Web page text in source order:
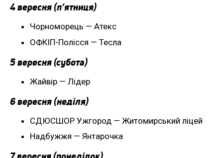
4 вересня (п’ятниця)
Чорноморець — Атекс
ОФКІП-Полісся — Тесла
5 вересня (субота)
Жайвір — Лідер
6 вересня (неділя)
СДЮСШОР Ужгород — Житомирський ліцей
Надбужжя — Янтарочка